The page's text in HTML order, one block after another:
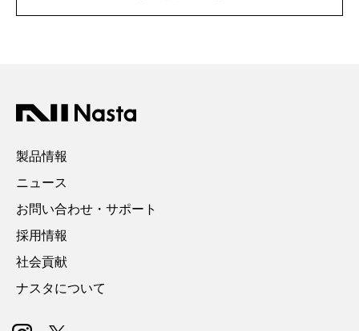
製品情報
ニュース
お問い合わせ・サポート
採用情報
社会貢献
ナスタについて